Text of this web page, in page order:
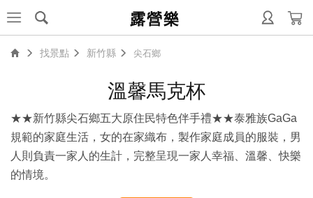
露營樂
找景點 新竹縣 尖石鄉
溫馨馬克杯
★★新竹縣尖石鄉五大原住民特色伴手禮★★泰雅族GaGa
規範的家庭生活，女的在家織布，製作家庭成員的服裝，男
人則負責一家人的生計，完整呈現一家人幸福、溫馨、快樂
的情境。